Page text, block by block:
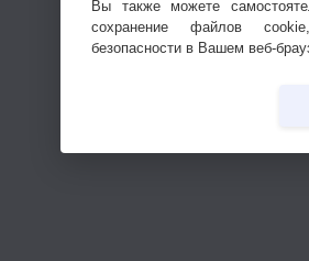
Вы также можете
сохранение файлов
безопасности в Вашем веб-